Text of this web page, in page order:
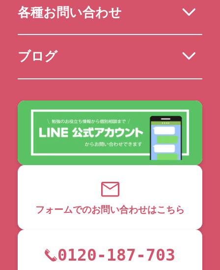
各種お問い合わせ
ブログ
フォームでのお問い合わせはこちら
0120-187-703